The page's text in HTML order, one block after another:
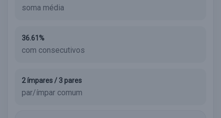
soma média
36.61%
com consecutivos
2 ímpares / 3 pares
par/ímpar comum